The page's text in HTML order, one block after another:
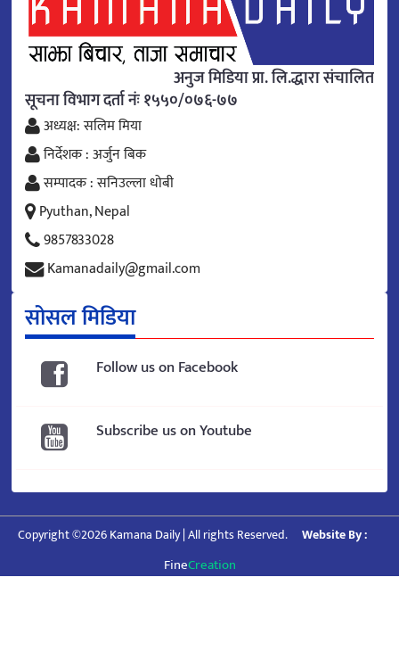
अनुज मिडिया प्रा. लि.द्धारा संचालित
सूचना विभाग दर्ता नंः १५५०/०७६-७७
अध्यक्ष: सलिम मिया
निर्देशक : अर्जुन बिक
सम्पादक : सनिउल्ला धोबी
Pyuthan, Nepal
9857833028
Kamanadaily@gmail.com
सोसल मिडिया
Follow us on Facebook
Subscribe us on Youtube
Copyright ©2026 Kamana Daily | All rights Reserved. Website By :
FineCreation